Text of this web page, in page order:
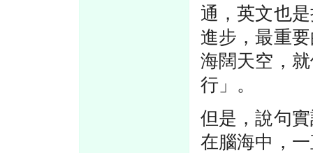
通，英文也
進步，最重
海闊天空，
行」。
但是，說句
在腦海中，